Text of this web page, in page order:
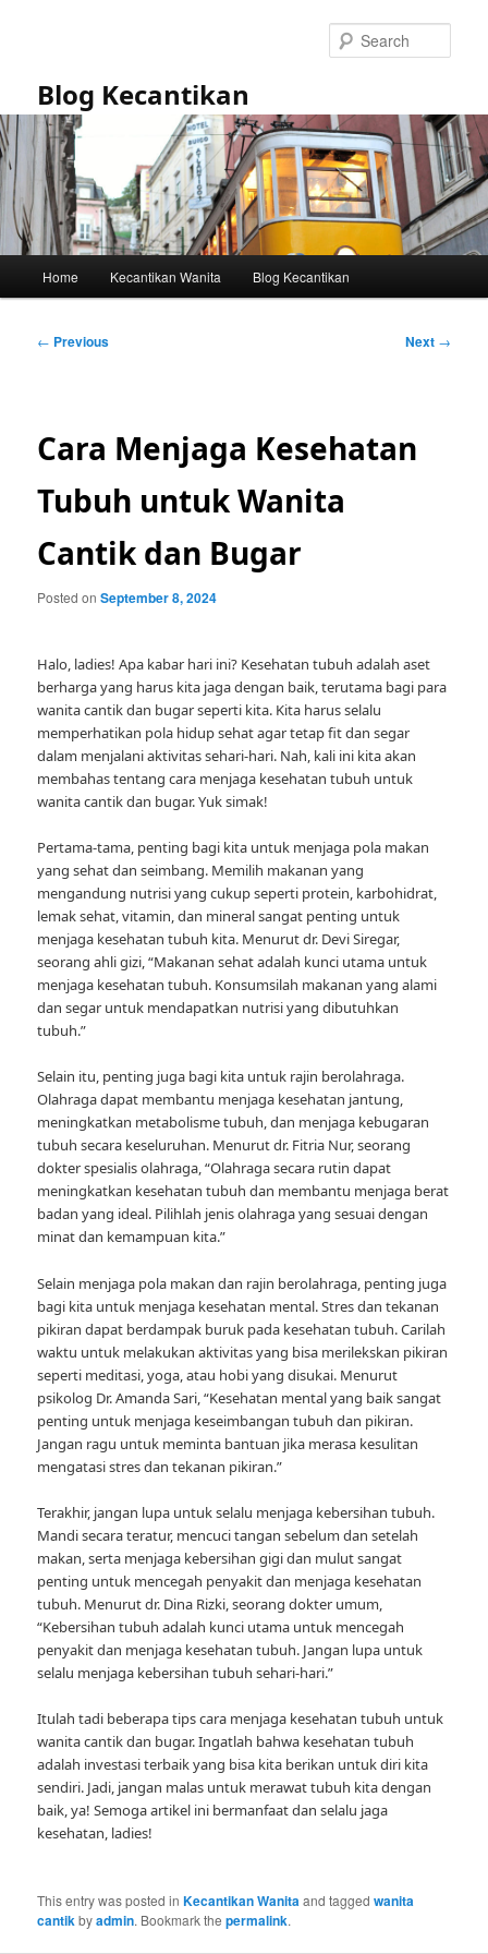
Blog Kecantikan
Home Kecantikan Wanita Blog Kecantikan
Post
← Previous Next →
Cara Menjaga Kesehatan
Tubuh untuk Wanita
Cantik dan Bugar
Posted onSeptember 8, 2024
Halo, ladies! Apa kabar hari ini? Kesehatan tubuh adalah aset
berharga yang harus kita jaga dengan baik, terutama bagi para
wanita cantik dan bugar seperti kita. Kita harus selalu
memperhatikan pola hidup sehat agar tetap fit dan segar
dalam menjalani aktivitas sehari-hari. Nah, kali ini kita akan
membahas tentang cara menjaga kesehatan tubuh untuk
wanita cantik dan bugar. Yuk simak!
Pertama-tama, penting bagi kita untuk menjaga pola makan
yang sehat dan seimbang. Memilih makanan yang
mengandung nutrisi yang cukup seperti protein, karbohidrat,
lemak sehat, vitamin, dan mineral sangat penting untuk
menjaga kesehatan tubuh kita. Menurut dr. Devi Siregar,
seorang ahli gizi, “Makanan sehat adalah kunci utama untuk
menjaga kesehatan tubuh. Konsumsilah makanan yang alami
dan segar untuk mendapatkan nutrisi yang dibutuhkan
tubuh.”
Selain itu, penting juga bagi kita untuk rajin berolahraga.
Olahraga dapat membantu menjaga kesehatan jantung,
meningkatkan metabolisme tubuh, dan menjaga kebugaran
tubuh secara keseluruhan. Menurut dr. Fitria Nur, seorang
dokter spesialis olahraga, “Olahraga secara rutin dapat
meningkatkan kesehatan tubuh dan membantu menjaga berat
badan yang ideal. Pilihlah jenis olahraga yang sesuai dengan
minat dan kemampuan kita.”
Selain menjaga pola makan dan rajin berolahraga, penting juga
bagi kita untuk menjaga kesehatan mental. Stres dan tekanan
pikiran dapat berdampak buruk pada kesehatan tubuh. Carilah
waktu untuk melakukan aktivitas yang bisa merilekskan pikiran
seperti meditasi, yoga, atau hobi yang disukai. Menurut
psikolog Dr. Amanda Sari, “Kesehatan mental yang baik sangat
penting untuk menjaga keseimbangan tubuh dan pikiran.
Jangan ragu untuk meminta bantuan jika merasa kesulitan
mengatasi stres dan tekanan pikiran.”
Terakhir, jangan lupa untuk selalu menjaga kebersihan tubuh.
Mandi secara teratur, mencuci tangan sebelum dan setelah
makan, serta menjaga kebersihan gigi dan mulut sangat
penting untuk mencegah penyakit dan menjaga kesehatan
tubuh. Menurut dr. Dina Rizki, seorang dokter umum,
“Kebersihan tubuh adalah kunci utama untuk mencegah
penyakit dan menjaga kesehatan tubuh. Jangan lupa untuk
selalu menjaga kebersihan tubuh sehari-hari.”
Itulah tadi beberapa tips cara menjaga kesehatan tubuh untuk
wanita cantik dan bugar. Ingatlah bahwa kesehatan tubuh
adalah investasi terbaik yang bisa kita berikan untuk diri kita
sendiri. Jadi, jangan malas untuk merawat tubuh kita dengan
baik, ya! Semoga artikel ini bermanfaat dan selalu jaga
kesehatan, ladies!
This entry was posted inKecantikan Wanitaand taggedwanita
cantikbyadmin. Bookmark thepermalink.